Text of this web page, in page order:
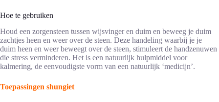
Hoe te gebruiken
Houd een zorgensteen tussen wijsvinger en duim en beweeg je duim
zachtjes heen en weer over de steen. Deze handeling waarbij je je
duim heen en weer beweegt over de steen, stimuleert de handzenuwen
die stress verminderen. Het is een natuurlijk hulpmiddel voor
kalmering, de eenvoudigste vorm van een natuurlijk ‘medicijn’.
Toepassingen shungiet